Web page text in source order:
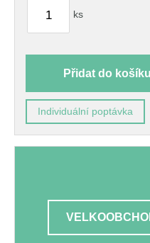
ks
Přidat do košíku
Individuální poptávka